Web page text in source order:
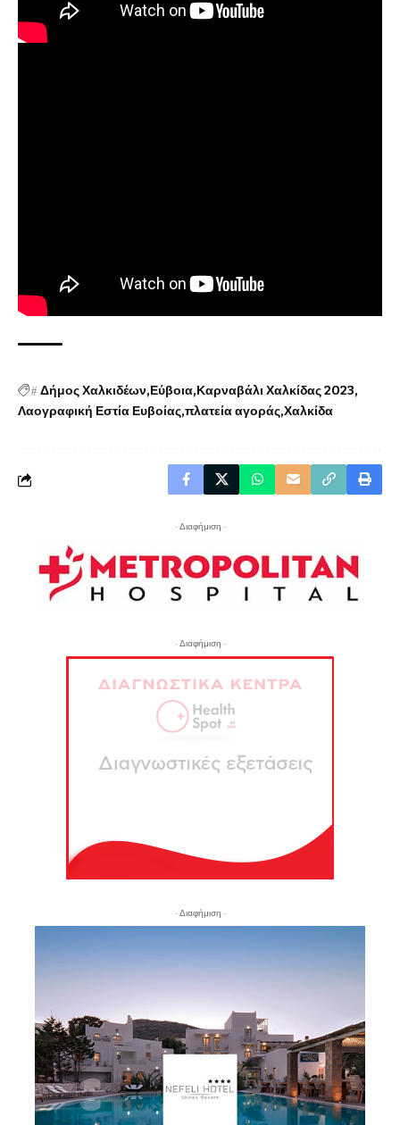
#Δήμος Χαλκιδέων Εύβοια Καρναβάλι Χαλκίδας 2023
Λαογραφική Εστία Ευβοίας πλατεία αγοράς Χαλκίδα
- Διαφήμιση -
- Διαφήμιση -
- Διαφήμιση -